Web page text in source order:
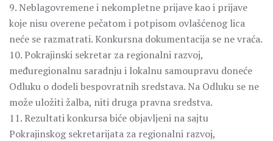
9. Neblagovremene i nekompletne prijave kao i prijave
koje nisu overene pečatom i potpisom ovlašćenog lica
neće se razmatrati. Konkursna dokumentacija se ne vraća.
10. Pokrajinski sekretar za regionalni razvoj,
međuregionalnu saradnju i lokalnu samoupravu doneće
Odluku o dodeli bespovratnih sredstava. Na Odluku se ne
može uložiti žalba, niti druga pravna sredstva.
11. Rezultati konkursa biće objavljeni na sajtu
Pokrajinskog sekretarijata za regionalni razvoj,